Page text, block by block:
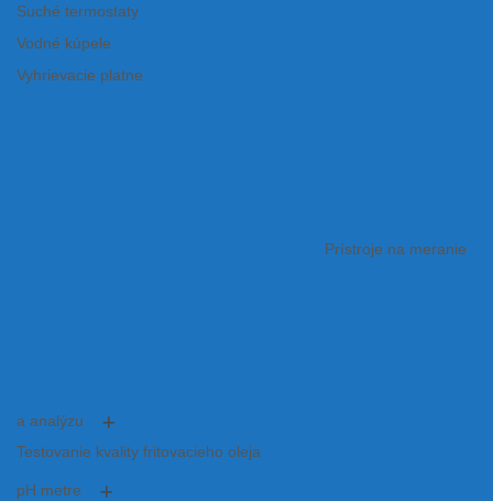
Suché termostaty
Vodné kúpele
Vyhrievacie platne
Prístroje na meranie
a analýzu
Testovanie kvality fritovacieho oleja
pH metre